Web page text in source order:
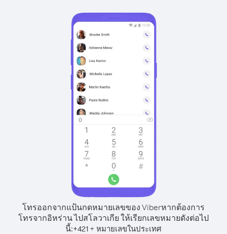
โทรออกจากแป้นกดหมายเลขของ Viberหากต้องการ
โทรจากอิหร่าน ไปสโลวาเกีย ให้เรียกเลขหมายดังต่อไป
นี้:+421 + หมายเลขในประเทศ